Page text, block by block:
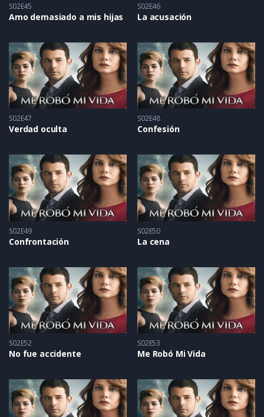
S02E45
Amo demasiado a mis hijas
S02E46
La acusación
S02E47
Verdad oculta
S02E48
Confesión
S02E49
Confrontación
S02E50
La cena
S02E52
No fue accidente
S02E53
Me Robó Mi Vida